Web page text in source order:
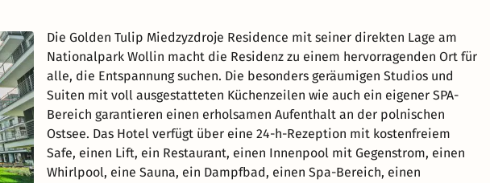
Die Golden Tulip Miedzyzdroje Residence mit seiner direkten Lage am
Nationalpark Wollin macht die Residenz zu einem hervorragenden Ort für
alle, die Entspannung suchen. Die besonders geräumigen Studios und
Suiten mit voll ausgestatteten Küchenzeilen wie auch ein eigener SPA-
Bereich garantieren einen erholsamen Aufenthalt an der polnischen
Ostsee. Das Hotel verfügt über eine 24-h-Rezeption mit kostenfreiem
Safe, einen Lift, ein Restaurant, einen Innenpool mit Gegenstrom, einen
Whirlpool, eine Sauna, ein Dampfbad, einen Spa-Bereich, einen